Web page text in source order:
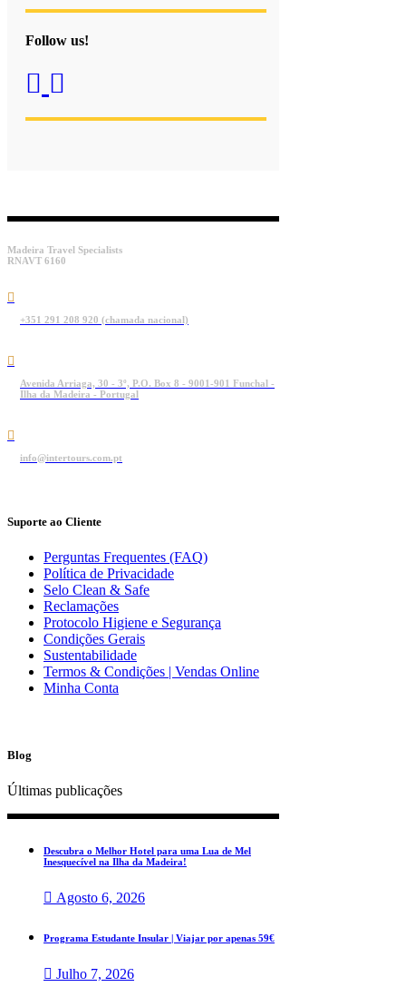
Follow us!
Madeira Travel Specialists
RNAVT 6160
+351 291 208 920 (chamada nacional)
Avenida Arriaga, 30 - 3º, P.O. Box 8 - 9001-901 Funchal -
Ilha da Madeira - Portugal
info@intertours.com.pt
Suporte ao Cliente
Perguntas Frequentes (FAQ)
Política de Privacidade
Selo Clean & Safe
Reclamações
Protocolo Higiene e Segurança
Condições Gerais
Sustentabilidade
Termos & Condições | Vendas Online
Minha Conta
Blog
Últimas publicações
Descubra o Melhor Hotel para uma Lua de Mel
Inesquecível na Ilha da Madeira!
Agosto 6, 2026
Programa Estudante Insular | Viajar por apenas 59€
Julho 7, 2026